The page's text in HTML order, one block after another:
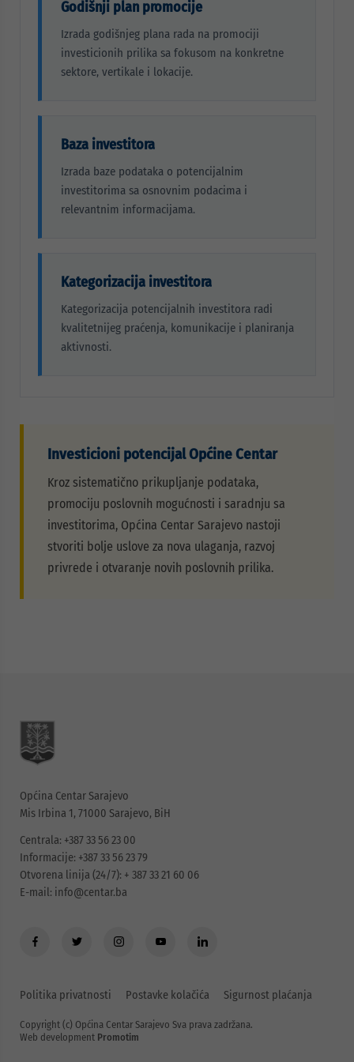
Godišnji plan promocije
Izrada godišnjeg plana rada na promociji
investicionih prilika sa fokusom na konkretne
sektore, vertikale i lokacije.
Baza investitora
Izrada baze podataka o potencijalnim
investitorima sa osnovnim podacima i
relevantnim informacijama.
Kategorizacija investitora
Kategorizacija potencijalnih investitora radi
kvalitetnijeg praćenja, komunikacije i planiranja
aktivnosti.
Investicioni potencijal Općine Centar
Kroz sistematično prikupljanje podataka,
promociju poslovnih mogućnosti i saradnju sa
investitorima, Općina Centar Sarajevo nastoji
stvoriti bolje uslove za nova ulaganja, razvoj
privrede i otvaranje novih poslovnih prilika.
Općina Centar Sarajevo
Mis Irbina 1, 71000 Sarajevo, BiH
Centrala: +387 33 56 23 00
Informacije: +387 33 56 23 79
Otvorena linija (24/7): + 387 33 21 60 06
E-mail: info@centar.ba
Politika privatnosti Postavke kolačića Sigurnost plaćanja
Copyright (c) Općina Centar Sarajevo Sva prava zadržana.
Web development Promotim